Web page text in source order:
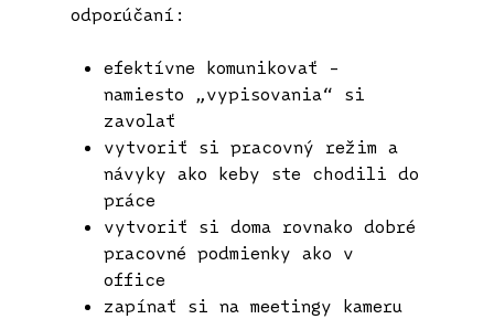
odporúčaní:
efektívne komunikovať –
namiesto „vypisovania“ si
zavolať
vytvoriť si pracovný režim a
návyky ako keby ste chodili do
práce
vytvoriť si doma rovnako dobré
pracovné podmienky ako v
office
zapínať si na meetingy kameru